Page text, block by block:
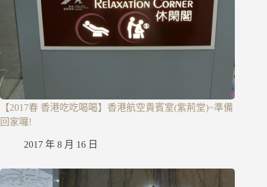
【2017春 香港吃吃喝喝】香港航空貴賓室(紫荊堂)~準備
回家囉!
2017 年 8 月 16 日